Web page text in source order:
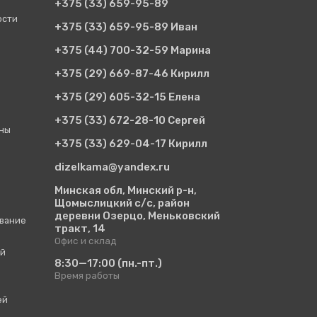
+375 (33) 659-95-89
+375 (33) 659-95-89 Иван
+375 (44) 700-32-59 Марина
+375 (29) 669-87-46 Кирилл
+375 (29) 605-32-15 Елена
+375 (33) 672-28-10 Сергей
+375 (33) 629-04-17 Кирилл
dizelkama@yandex.ru
Минская обл, Минский р-н,
Щомыслицкий с/с, район
деревни Озерцо, Меньковский
тракт, 14
Офис и склад
8:30—17:00 (пн.-пт.)
Время работы